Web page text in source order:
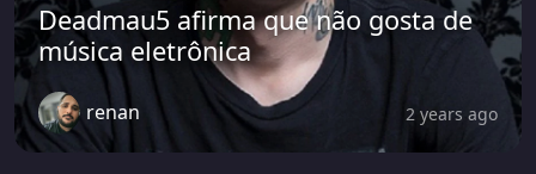
Deadmau5 afirma que não gosta de
música eletrônica
renan 2 years ago